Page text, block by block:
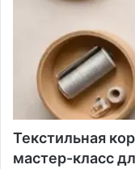
Текстильная
мастер-класс